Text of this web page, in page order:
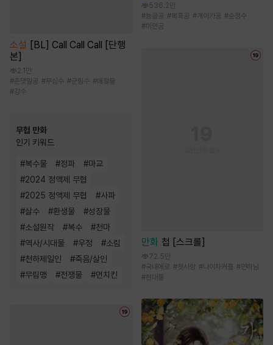
소설
[BL] Call Call Call [단행
본]
2.1만
#존댓말공 #무심수 #군림수 #애절물
#강수
무협 만화
인기 키워드
#복수물 #정파 #마교
#2024 정액제 무협
#2025 정액제 무협 #사파
#살수 #환생물 #성장물
#소설원작 #복수 #천마
#역사/시대물 #우정 #소림
#천하제일인 #죽음/살인
#무림맹 #전쟁물 #먼치킨
536.2만
#능글공 #복흑공 #개아가공 #순정수
#미인공
만화 첩 [스크롤]
72.5만
#국내에로 #첫사랑 #나이차커플 #연하남
#현대물